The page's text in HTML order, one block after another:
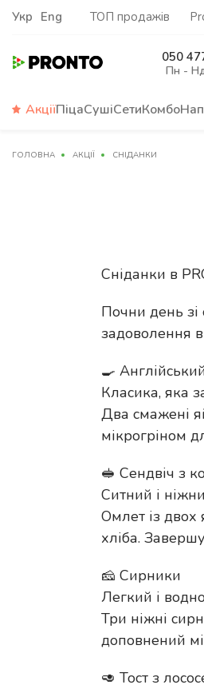
Укр Eng ТОП продажів
050
Пн -
АкціїПіцаСушіСетиКомбо
ГОЛОВНА АКЦІЇ СНІДАНКИ
Сніданки в
Почни день зі
задоволення в
🍳
Класика, яка
Два смажені
мікрогріном
🥪 Сендвіч з
Ситний і
Омлет із двох
хліба.
🧀 Сирники
Легкий і
Три ніжні
доповнений
🥑 Тост з